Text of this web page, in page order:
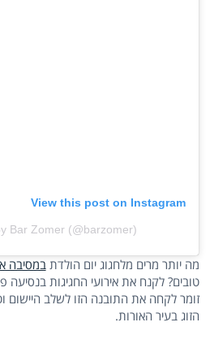
View this post on Instagram
Bar Zomer (@barzomer)
מה יותר מרים מלחגוג יום הולדתבמסיבה
טובים? לקנח את אירועי החגיגות בנסיעה
זומר לקחה את התובנה הזו לשלב
הזוג בעיר האורות.